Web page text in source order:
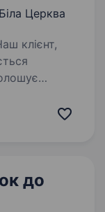
Біла Церква
до